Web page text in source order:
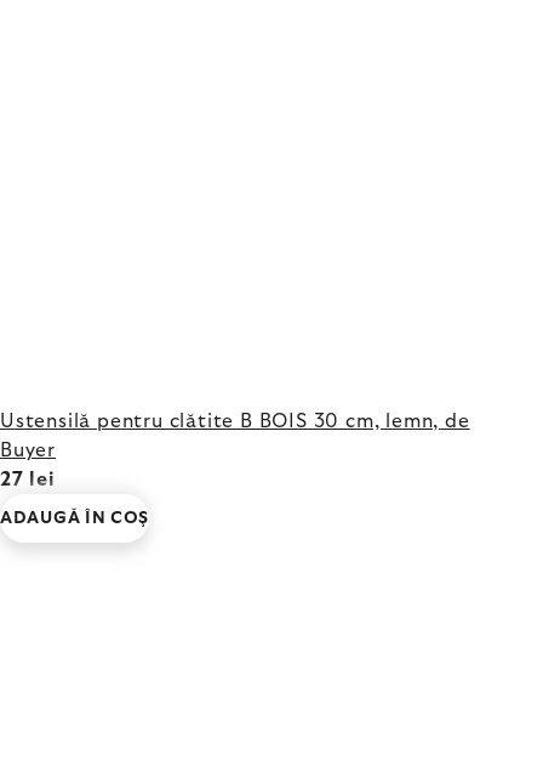
Ustensilă pentru clătite B BOIS 30 cm, lemn, de
Buyer
27 lei
ADAUGĂ ÎN COŞ